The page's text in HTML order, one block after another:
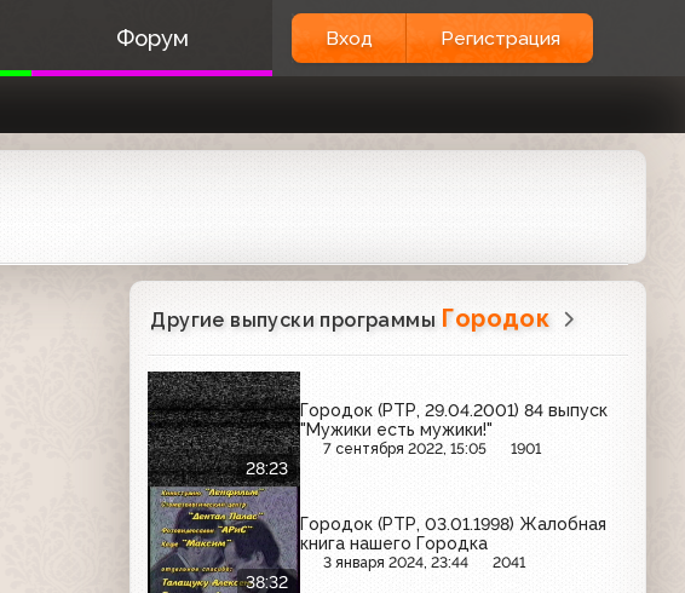
Форум Вход Регистрация
Другие выпуски программы Городок
28:23
Городок (РТР, 29.04.2001) 84 выпуск
"Мужики есть мужики!"
7 сентября 2022, 15:05 1901
38:32
Городок (РТР, 03.01.1998) Жалобная
книга нашего Городка
3 января 2024, 23:44 2041